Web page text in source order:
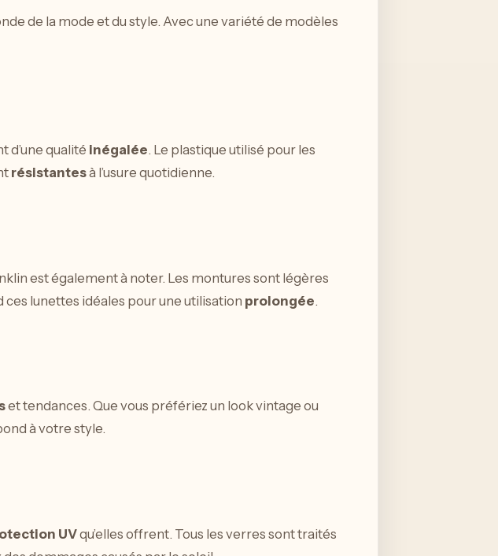
de la mode et du style. Avec une variété de modèles
d’une qualité inégalée. Le plastique utilisé pour les
résistantesà l’usure quotidienne.
est également à noter. Les montures sont légères
lunettes idéales pour une utilisation prolongée.
et tendances. Que vous préfériez un look vintage ou
à votre style.
UVqu’elles offrent. Tous les verres sont traités